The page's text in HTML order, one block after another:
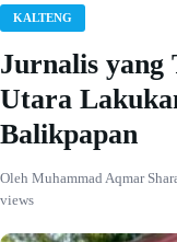
KALTENG
Jurnalis yang
Utara
Balikpapan
Oleh Muhammad Aqmar
views